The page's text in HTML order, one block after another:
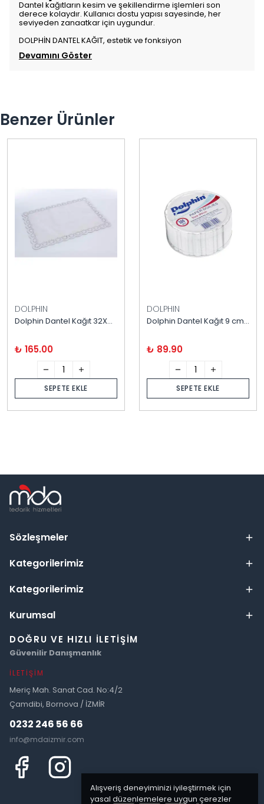
Alışveriş deneyiminizi iyileştirmek için
yasal düzenlemelere uygun çerezler
Dantel kağıtların kesim ve şekillendirme işlemleri son
derece kolaydır. Kullanıcı dostu yapısı sayesinde, her
seviyeden zanaatkar için uygundur.
DOLPHİN DANTEL KAĞIT, estetik ve fonksiyon
Devamını Göster
Benzer Ürünler
DOLPHIN
Dolphin Dantel Kağıt 32X45 cm 100'lü
₺ 165.00
SEPETE EKLE
DOLPHIN
Dolphin Dantel Kağıt 9 cm 500'lü
₺ 89.90
SEPETE EKLE
Sözleşmeler
Kategorilerimiz
Kategorilerimiz
Kurumsal
DOĞRU VE HIZLI İLETIŞIM
Güvenilir Danışmanlık
İLETIŞIM
Meriç Mah. Sanat Cad. No:4/2
Çamdibi, Bornova / İZMİR
0232 246 56 66
info@mdaizmir.com